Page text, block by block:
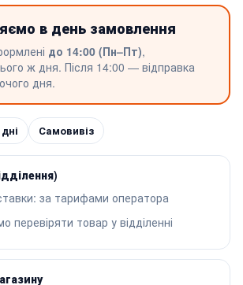
в день замовлення
до 14:00 (Пн–Пт),
ж дня. Після 14:00 — відправка
дня.
Самовивіз
за тарифами оператора
перевіряти товар у відділенні